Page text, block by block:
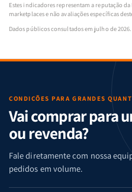
Estes indicadores representam a reputação
marketplaces e não avaliações específicas
Dados públicos consultados em julho de 2026.
CONDIÇÕES PARA GRANDES
Vai comprar para
ou revenda?
Fale diretamente com nossa
pedidos em volume.